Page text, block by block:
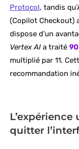
Protocol, tandis
(Copilot Checkout)
dispose d’un
Vertex AI a traité
multiplié par 11.
recommandation
quitter